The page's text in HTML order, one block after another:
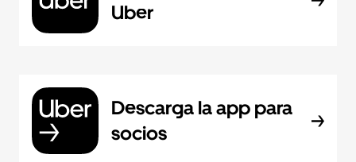
Uber
Descarga la app para
socios